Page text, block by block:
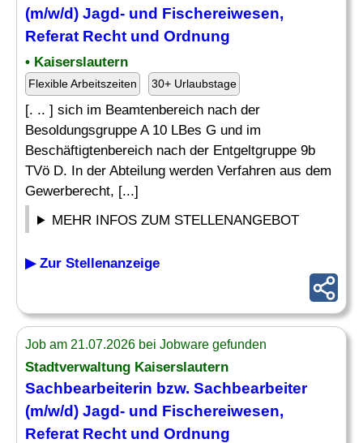
(m/w/d) Jagd- und Fischereiwesen,
Referat Recht und Ordnung
• Kaiserslautern
Flexible Arbeitszeiten 30+ Urlaubstage
[. .. ] sich im Beamtenbereich nach der
Besoldungsgruppe A 10 LBes G und im
Beschäftigtenbereich nach der Entgeltgruppe 9b
TVö D. In der Abteilung werden Verfahren aus dem
Gewerberecht, [...]
MEHR INFOS ZUM STELLENANGEBOT
▶ Zur Stellenanzeige
Job am 21.07.2026 bei Jobware gefunden
Stadtverwaltung Kaiserslautern
Sachbearbeiterin bzw. Sachbearbeiter
(m/w/d) Jagd- und Fischereiwesen,
Referat Recht und Ordnung